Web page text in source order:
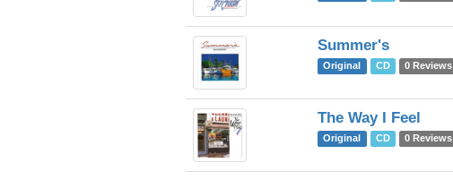
Summer's
Original CD 0 Reviews
The Way I Feel
Original CD 0 Reviews